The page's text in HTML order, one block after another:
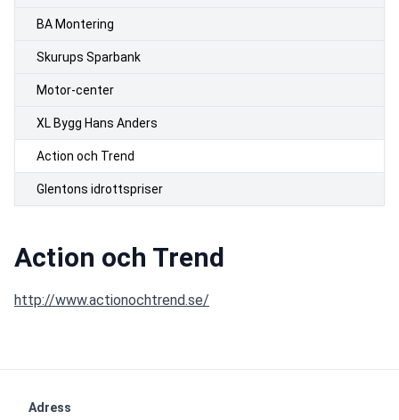
BA Montering
Skurups Sparbank
Motor-center
XL Bygg Hans Anders
Action och Trend
Glentons idrottspriser
Action och Trend
http://www.actionochtrend.se/
Adress